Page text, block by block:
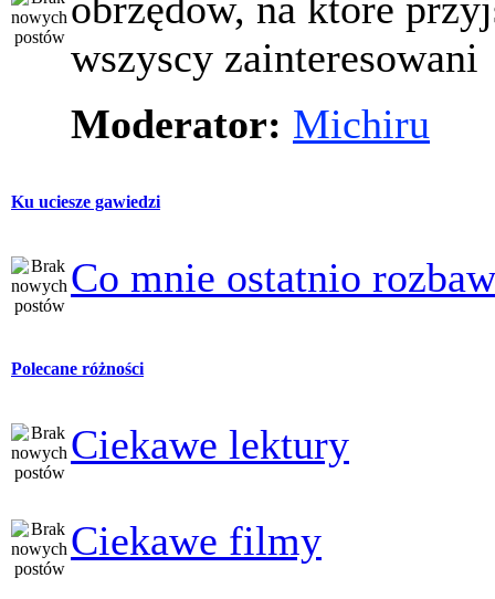
wszyscy zainteresowani
Moderator: Michiru
Ku uciesze gawiedzi
Co mnie ostatnio
Polecane różności
Ciekawe lektury
Ciekawe filmy